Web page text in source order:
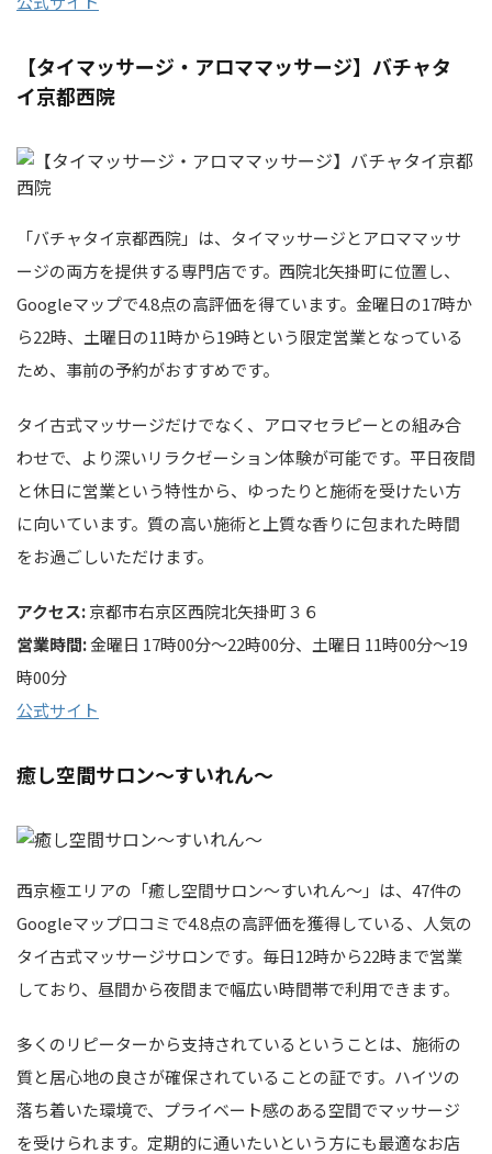
【タイマッサージ・アロママッサージ】バチャタ
イ京都西院
「バチャタイ京都西院」は、タイマッサージとアロママッサ
ージの両方を提供する専門店です。西院北矢掛町に位置し、
Googleマップで4.8点の高評価を得ています。金曜日の17時か
ら22時、土曜日の11時から19時という限定営業となっている
ため、事前の予約がおすすめです。
タイ古式マッサージだけでなく、アロマセラピーとの組み合
わせで、より深いリラクゼーション体験が可能です。平日夜間
と休日に営業という特性から、ゆったりと施術を受けたい方
に向いています。質の高い施術と上質な香りに包まれた時間
をお過ごしいただけます。
アクセス:京都市右京区西院北矢掛町３６
営業時間:金曜日 17時00分～22時00分、土曜日 11時00分～19
時00分
公式サイト
癒し空間サロン～すいれん～
西京極エリアの「癒し空間サロン～すいれん～」は、47件の
Googleマップ口コミで4.8点の高評価を獲得している、人気の
タイ古式マッサージサロンです。毎日12時から22時まで営業
しており、昼間から夜間まで幅広い時間帯で利用できます。
多くのリピーターから支持されているということは、施術の
質と居心地の良さが確保されていることの証です。ハイツの
落ち着いた環境で、プライベート感のある空間でマッサージ
を受けられます。定期的に通いたいという方にも最適なお店